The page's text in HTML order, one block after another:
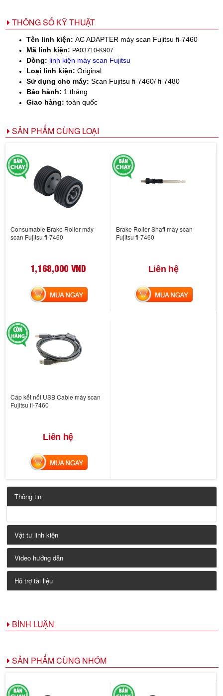
THÔNG SỐ KỸ THUẬT
Tên linh kiện: AC ADAPTER máy scan Fujitsu fi-7460
Mã linh kiện: PA03710-K907
Dòng: linh kiện máy scan Fujitsu
Loại linh kiện: Original
Sử dụng cho máy: Scan Fujitsu fi-7460/ fi-7480
Bảo hành: 1 tháng
Giao hàng: toàn quốc
SẢN PHẨM CÙNG LOẠI
Consumable Brake Roller máy
scan Fujitsu fi-7460
1,168,000 VND
MUA NGAY
Brake Roller Shaft máy scan
Fujitsu fi-7460
Liên hệ
MUA NGAY
Cáp kết nối USB Cable máy scan
Fujitsu fi-7460
Liên hệ
MUA NGAY
Thông tin
Vật tư linh kiện
Video hướng dẫn
Hỗ trợ tài liệu
BÌNH LUẬN
SẢN PHẨM CÙNG NHÓM